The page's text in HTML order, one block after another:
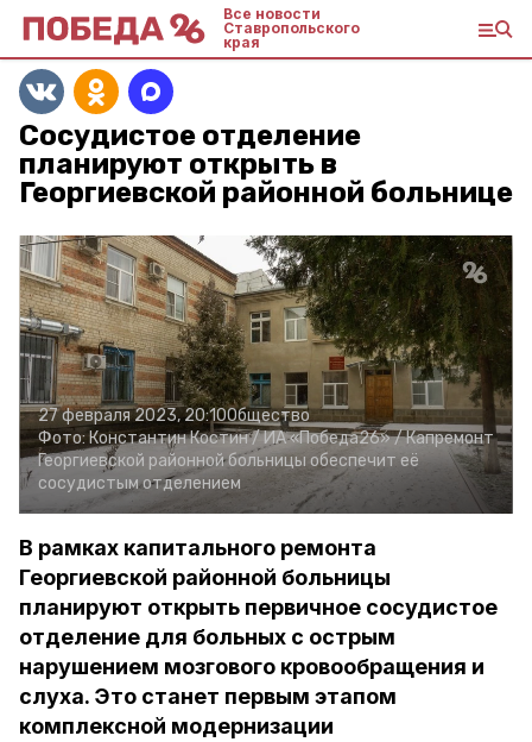
Все новости
Ставропольского
края
Сосудистое отделение
планируют открыть в
Георгиевской районной больнице
27 февраля 2023, 20:10Общество
Фото:Константин Костин /ИА «Победа26» /Капремонт
Георгиевской районной больницы обеспечит её
сосудистым отделением
В рамках капитального ремонта
Георгиевской районной больницы
планируют открыть первичное сосудистое
отделение для больных с острым
нарушением мозгового кровообращения и
слуха. Это станет первым этапом
комплексной модернизации